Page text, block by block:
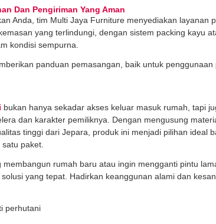
Dan Pengiriman Yang Aman
Anda, tim Multi Jaya Furniture menyediakan layanan
yang terlindungi, dengan sistem packing kayu
kondisi sempurna.
panduan pemasangan, baik untuk
bukan hanya sekadar akses keluar masuk rumah, tapi
dan karakter pemiliknya. Dengan mengusung
tinggi dari Jepara, produk ini menjadi pilihan ideal
paket.
membangun rumah baru atau ingin mengganti pintu
yang tepat. Hadirkan keanggunan alami dan
perhutani